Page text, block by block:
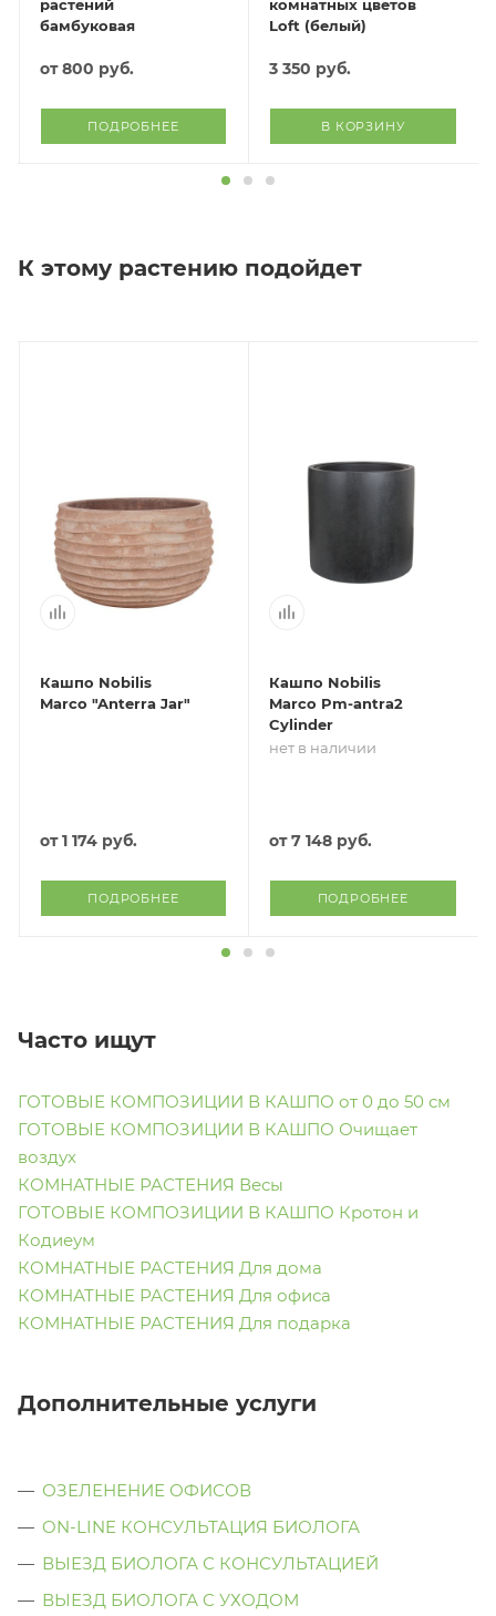
растений
бамбуковая
от800 руб.
ПОДРОБНЕЕ
комнатных цветов
Loft (белый)
3 350 руб.
В КОРЗИНУ
К этому растению подойдет
Кашпо Nobilis
Marco "Anterra Jar"
от1 174 руб.
ПОДРОБНЕЕ
Кашпо Nobilis
Marco Pm-antra2
Cylinder
нет в наличии
от7 148 руб.
ПОДРОБНЕЕ
Часто ищут
ГОТОВЫЕ КОМПОЗИЦИИ В КАШПО от 0 до 50 см
ГОТОВЫЕ КОМПОЗИЦИИ В КАШПО Очищает
воздух
КОМНАТНЫЕ РАСТЕНИЯ Весы
ГОТОВЫЕ КОМПОЗИЦИИ В КАШПО Кротон и
Кодиеум
КОМНАТНЫЕ РАСТЕНИЯ Для дома
КОМНАТНЫЕ РАСТЕНИЯ Для офиса
КОМНАТНЫЕ РАСТЕНИЯ Для подарка
Дополнительные услуги
ОЗЕЛЕНЕНИЕ ОФИСОВ
ON-LINE КОНСУЛЬТАЦИЯ БИОЛОГА
ВЫЕЗД БИОЛОГА С КОНСУЛЬТАЦИЕЙ
ВЫЕЗД БИОЛОГА C УХОДОМ